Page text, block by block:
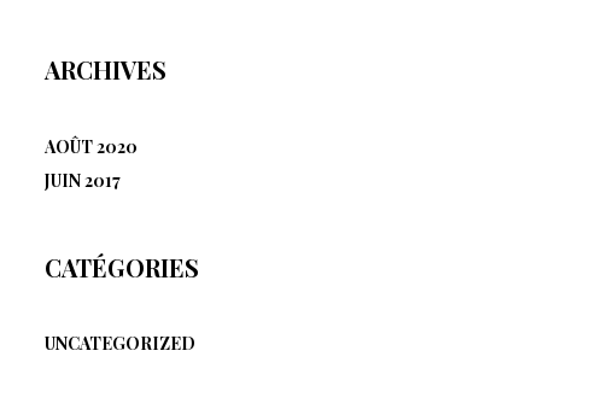
ARCHIVES
AOÛT 2020
JUIN 2017
CATÉGORIES
UNCATEGORIZED